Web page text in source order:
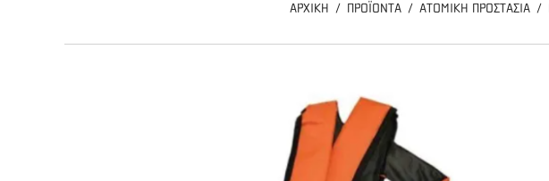
ΑΡΧΙΚΗ ΠΡΟΪΟΝΤΑ ΑΤΟΜΙΚΗ ΠΡΟΣΤΑΣΙΑ